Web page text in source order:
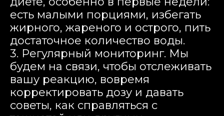
есть малыми порциями, избегать
жирного, жареного и острого, пить
достаточное количество воды.
3. Регулярный мониторинг. Мы
будем на связи, чтобы отслеживать
вашу реакцию, вовремя
корректировать дозу и давать
советы, как справляться с